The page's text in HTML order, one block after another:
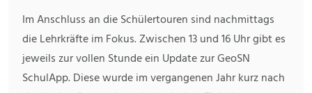
Im Anschluss an die Schülertouren sind nachmittags
die Lehrkräfte im Fokus. Zwischen 13 und 16 Uhr gibt es
jeweils zur vollen Stunde ein Update zur GeoSN
SchulApp. Diese wurde im vergangenen Jahr kurz nach